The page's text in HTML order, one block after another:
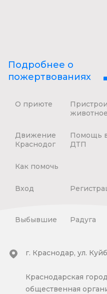
Подробнее о
пожертвованиях
О приюте
животное
Движение
Краснодог
Помощь
ДТП
Как помочь
Вход
Выбывшие Радуга
г. Краснодар, ул.
Краснодарская
общественная